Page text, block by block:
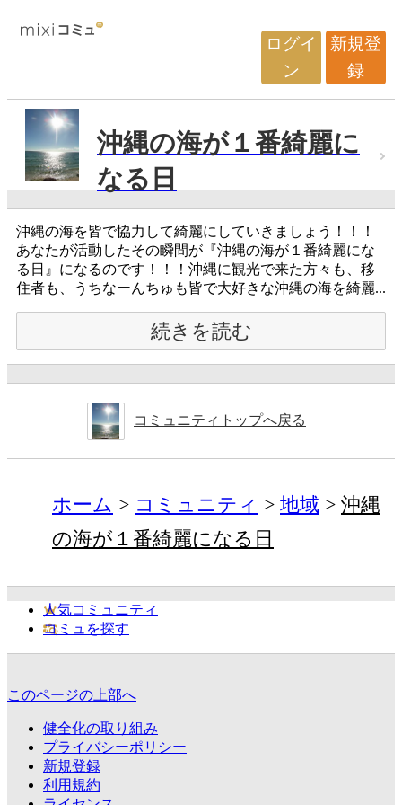
ログイ
ン
新規登
録
沖縄の海が１番綺麗に
なる日
沖縄の海を皆で協力して綺麗にしていきましょう！！！
あなたが活動したその瞬間が『沖縄の海が１番綺麗にな
る日』になるのです！！！沖縄に観光で来た方々も、移
住者も、うちなーんちゅも皆で大好きな沖縄の海を綺麗...
続きを読む
コミュニティトップへ戻る
ホーム コミュニティ 地域
沖縄
の海が１番綺麗になる日
人気コミュニティ
コミュを探す
このページの上部へ
健全化の取り組み
プライバシーポリシー
新規登録
利用規約